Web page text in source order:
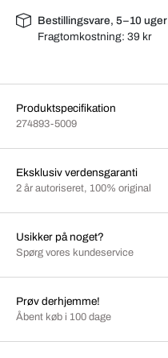
Bestillingsvare, 5–10 uger
Fragtomkostning:39 kr
Produktspecifikation
274893-5009
Eksklusiv verdensgaranti
2 år autoriseret, 100% original
Usikker på noget?
Spørg vores kundeservice
Prøv derhjemme!
Åbent køb i 100 dage